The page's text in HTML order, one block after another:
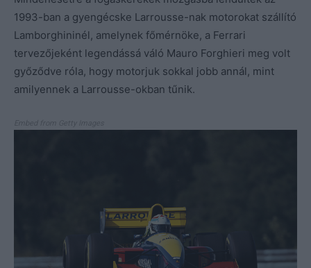
1993-ban a gyengécske Larrousse-nak motorokat szállító
Lamborghininél, amelynek főmérnöke, a Ferrari
tervezőjeként legendássá váló Mauro Forghieri meg volt
győződve róla, hogy motorjuk sokkal jobb annál, mint
amilyennek a Larrousse-okban tűnik.